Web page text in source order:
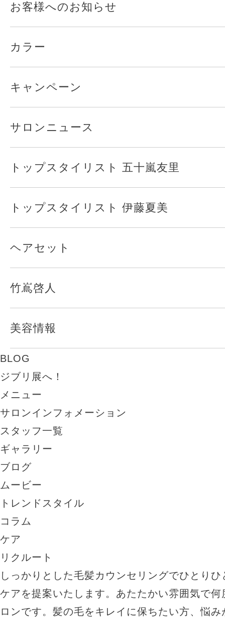
お客様へのお知らせ
カラー
キャンペーン
サロンニュース
トップスタイリスト 五十嵐友里
トップスタイリスト 伊藤夏美
ヘアセット
竹嶌啓人
美容情報
BLOG
ジブリ展へ！
メニュー
サロンインフォメーション
スタッフ一覧
ギャラリー
ブログ
ムービー
トレンドスタイル
コラム
ケア
リクルート
しっかりとした毛髪カウンセリングでひとり
ケアを提案いたします。あたたかい雰囲気で
ロンです。髪の毛をキレイに保ちたい方、悩